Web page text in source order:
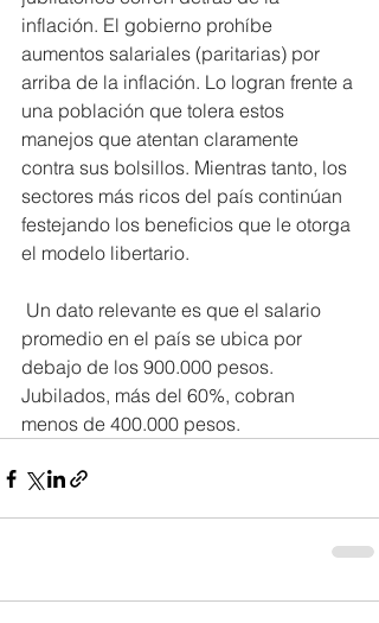
inflación. El gobierno prohíbe
aumentos salariales (paritarias) por
arriba de la inflación. Lo logran frente a
una población que tolera estos
manejos que atentan claramente
contra sus bolsillos. Mientras tanto, los
sectores más ricos del país continúan
festejando los beneficios que le otorga
el modelo libertario.
promedio en el país se ubica por
debajo de los 900.000 pesos.
Jubilados, más del 60%, cobran
menos de 400.000 pesos.